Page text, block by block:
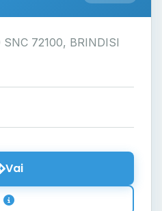
72100, BRINDISI
Vai